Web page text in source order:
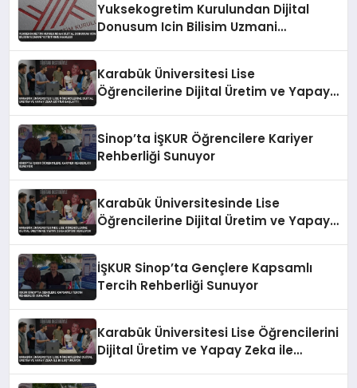
Yuksekogretim Kurulundan Dijital
Donusum Icin Bilisim Uzmani
Karabük Üniversitesi Lise
Öğrencilerine Dijital Üretim ve Yapay
Sinop’ta İŞKUR Öğrencilere Kariyer
Rehberliği Sunuyor
Karabük Üniversitesinde Lise
Öğrencilerine Dijital Üretim ve Yapay
İŞKUR Sinop’ta Gençlere Kapsamlı
Tercih Rehberliği Sunuyor
Karabük Üniversitesi Lise Öğrencilerini
Dijital Üretim ve Yapay Zeka ile